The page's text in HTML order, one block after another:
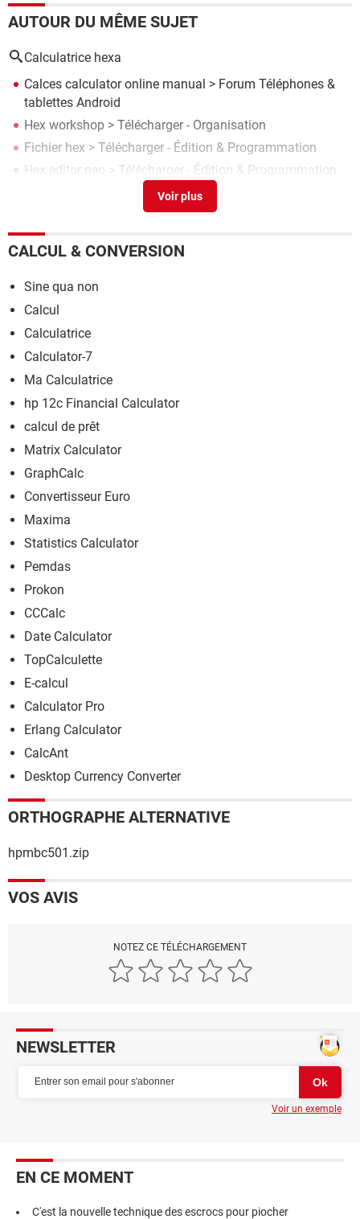
AUTOUR DU MÊME SUJET
Calculatrice hexa
Calces calculator online manual > Forum Téléphones &
tablettes Android
Hex workshop > Télécharger - Organisation
Fichier hex > Télécharger - Édition & Programmation
Hex editor neo > Télécharger - Édition & Programmation
> Télécharger - Agendas & Calendriers
CALCUL & CONVERSION
Sine qua non
Calcul
Calculatrice
Calculator-7
Ma Calculatrice
hp 12c Financial Calculator
calcul de prêt
Matrix Calculator
GraphCalc
Convertisseur Euro
Maxima
Statistics Calculator
Pemdas
Prokon
CCCalc
Date Calculator
TopCalculette
E-calcul
Calculator Pro
Erlang Calculator
CalcAnt
Desktop Currency Converter
ORTHOGRAPHE ALTERNATIVE
hpmbc501.zip
VOS AVIS
NOTEZ CE TÉLÉCHARGEMENT
NEWSLETTER
Voir un exemple
EN CE MOMENT
C'est la nouvelle technique des escrocs pour piocher